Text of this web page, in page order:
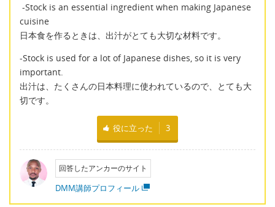
-Stock is an essential ingredient when making Japanese
cuisine
日本食を作るときは、出汁がとても大切な材料です。
-Stock is used for a lot of Japanese dishes, so it is very
important.
出汁は、たくさんの日本料理に使われているので、とても大
切です。
役に立った 3
回答したアンカーのサイト
DMM講師プロフィール